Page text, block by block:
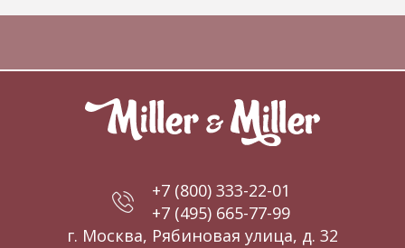
+7 (800) 333-22-01
+7 (495) 665-77-99
г. Москва, Рябиновая улица, д. 32